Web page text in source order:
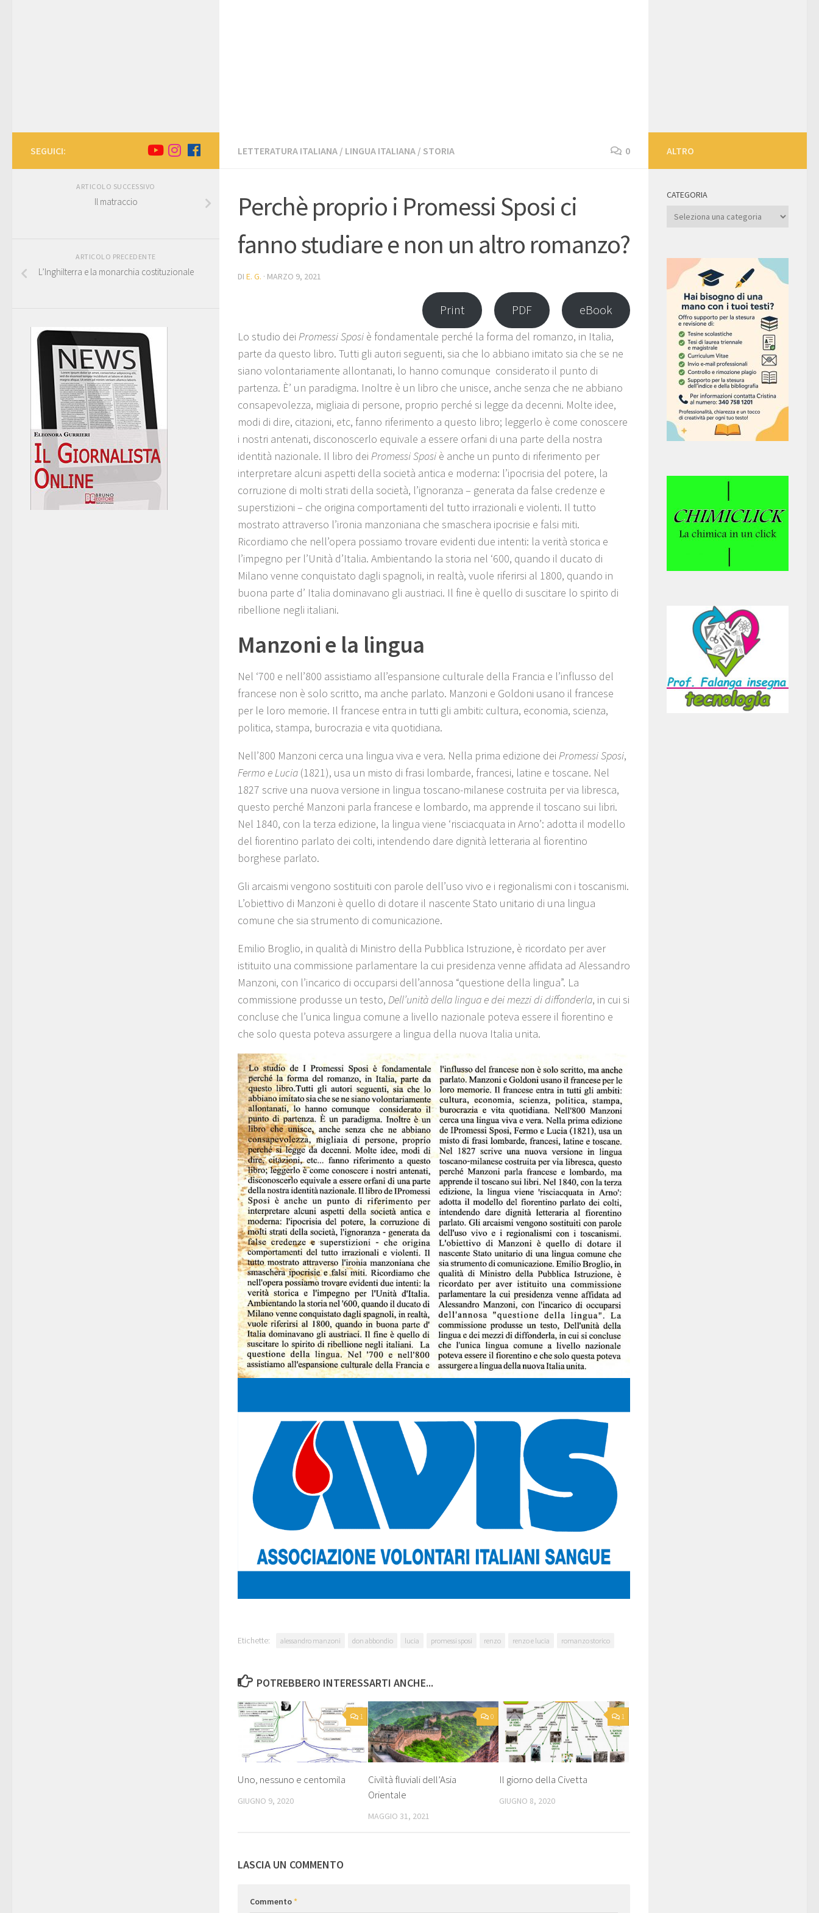
LETTERATURA ITALIANA / LINGUA ITALIANA / STORIA 0
Perchè proprio i Promessi Sposi ci
fanno studiare e non un altro romanzo?
DI E. G. · MARZO 9, 2021
Print PDF eBook
Lo studio dei Promessi Sposi è fondamentale perché la forma del romanzo, in Italia,
parte da questo libro. Tutti gli autori seguenti, sia che lo abbiano imitato sia che se ne
siano volontariamente allontanati, lo hanno comunque considerato il punto di
partenza. È’ un paradigma. Inoltre è un libro che unisce, anche senza che ne abbiano
consapevolezza, migliaia di persone, proprio perché si legge da decenni. Molte idee,
modi di dire, citazioni, etc, fanno riferimento a questo libro; leggerlo è come conoscere
i nostri antenati, disconoscerlo equivale a essere orfani di una parte della nostra
identità nazionale. Il libro dei Promessi Sposi è anche un punto di riferimento per
interpretare alcuni aspetti della società antica e moderna: l’ipocrisia del potere, la
corruzione di molti strati della società, l’ignoranza – generata da false credenze e
superstizioni – che origina comportamenti del tutto irrazionali e violenti. Il tutto
mostrato attraverso l’ironia manzoniana che smaschera ipocrisie e falsi miti.
Ricordiamo che nell’opera possiamo trovare evidenti due intenti: la verità storica e
l’impegno per l’Unità d’Italia. Ambientando la storia nel ‘600, quando il ducato di
Milano venne conquistato dagli spagnoli, in realtà, vuole riferirsi al 1800, quando in
buona parte d’ Italia dominavano gli austriaci. Il fine è quello di suscitare lo spirito di
ribellione negli italiani.
Manzoni e la lingua
Nel ‘700 e nell’800 assistiamo all’espansione culturale della Francia e l’influsso del
francese non è solo scritto, ma anche parlato. Manzoni e Goldoni usano il francese
per le loro memorie. Il francese entra in tutti gli ambiti: cultura, economia, scienza,
politica, stampa, burocrazia e vita quotidiana.
Nell’800 Manzoni cerca una lingua viva e vera. Nella prima edizione dei Promessi Sposi,
Fermo e Lucia (1821), usa un misto di frasi lombarde, francesi, latine e toscane. Nel
1827 scrive una nuova versione in lingua toscano-milanese costruita per via libresca,
questo perché Manzoni parla francese e lombardo, ma apprende il toscano sui libri.
Nel 1840, con la terza edizione, la lingua viene ‘risciacquata in Arno’: adotta il modello
del fiorentino parlato dei colti, intendendo dare dignità letteraria al fiorentino
borghese parlato.
Gli arcaismi vengono sostituiti con parole dell’uso vivo e i regionalismi con i toscanismi.
L’obiettivo di Manzoni è quello di dotare il nascente Stato unitario di una lingua
comune che sia strumento di comunicazione.
Emilio Broglio, in qualità di Ministro della Pubblica Istruzione, è ricordato per aver
istituito una commissione parlamentare la cui presidenza venne affidata ad Alessandro
Manzoni, con l’incarico di occuparsi dell’annosa “questione della lingua”. La
commissione produsse un testo, Dell’unità della lingua e dei mezzi di diffonderla, in cui si
concluse che l’unica lingua comune a livello nazionale poteva essere il fiorentino e
che solo questa poteva assurgere a lingua della nuova Italia unita.
Etichette: alessandro manzoni don abbondio lucia promessi sposi renzo renzo e lucia romanzo storico
POTREBBERO INTERESSARTI ANCHE...
1
Uno, nessuno e centomila
GIUGNO 9, 2020
0
Civiltà fluviali dell’Asia
Orientale
MAGGIO 31, 2021
1
Il giorno della Civetta
GIUGNO 8, 2020
LASCIA UN COMMENTO
Commento*
SEGUICI:
ARTICOLO SUCCESSIVO
Il matraccio
ARTICOLO PRECEDENTE
L’Inghilterra e la monarchia costituzionale
ALTRO
CATEGORIA
Categoria